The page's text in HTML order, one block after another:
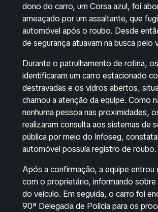
dono do carro, um Corsa azul, foi
ameaçado por um assaltante, que
automóvel após o roubo. Desde
de segurança atuavam na busca pelo
Durante o patrulhamento de rotina,
identificaram um carro estacionado
destravadas e os vidros abertos,
chamou a atenção da equipe. Como
nenhuma pessoa nas proximidades,
realizaram consulta aos sistemas de
pública por meio do Infoseg,
automóvel possuía registro de roubo.
Após a confirmação, a equipe entrou
com o proprietário, informando sobre
do veículo. Em seguida, o carro foi
90ª Delegacia de Polícia para os